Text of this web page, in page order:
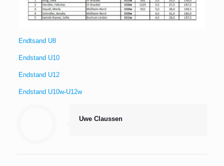
Endtsand U8
Endstand U10
Endstand U12
Endstand U10w-U12w
Uwe Claussen